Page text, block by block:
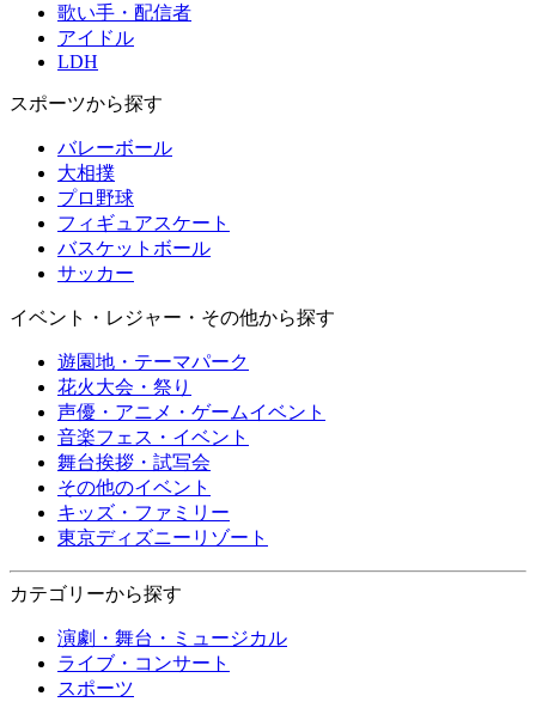
歌い手・配信者
アイドル
LDH
スポーツから探す
バレーボール
大相撲
プロ野球
フィギュアスケート
バスケットボール
サッカー
イベント・レジャー・その他から探す
遊園地・テーマパーク
花火大会・祭り
声優・アニメ・ゲームイベント
音楽フェス・イベント
舞台挨拶・試写会
その他のイベント
キッズ・ファミリー
東京ディズニーリゾート
カテゴリーから探す
演劇・舞台・ミュージカル
ライブ・コンサート
スポーツ